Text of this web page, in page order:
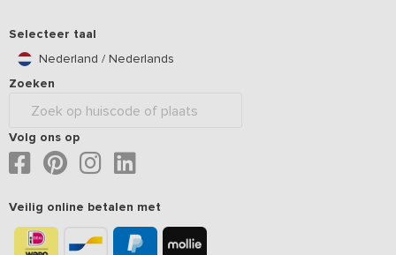
Selecteer taal
Nederland / Nederlands
Zoeken
Volg ons op
Veilig online betalen met